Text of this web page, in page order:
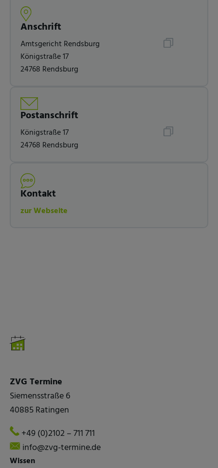
Anschrift
Amtsgericht Rendsburg
Königstraße 17
24768 Rendsburg
Postanschrift
Königstraße 17
24768 Rendsburg
Kontakt
zur Webseite
ZVG Termine
Siemensstraße 6
40885 Ratingen
+49 (0)2102 – 711 711
info@zvg-termine.de
Wissen